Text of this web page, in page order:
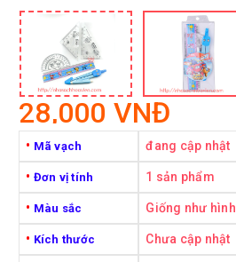
28,000 VNĐ
• Mã vạch đang cập nhật
• Đơn vị tính 1 sản phẩm
• Màu sắc Giống như hình
• Kích thước Chưa cập nhật